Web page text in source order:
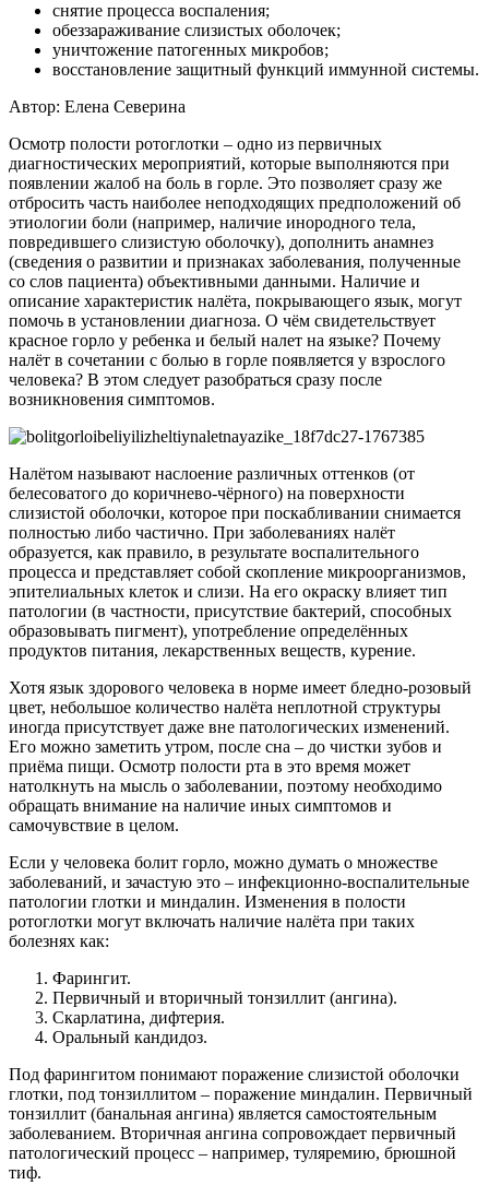
снятие процесса воспаления;
обеззараживание слизистых оболочек;
уничтожение патогенных микробов;
восстановление защитный функций иммунной системы.
Автор: Елена Северина
Осмотр полости ротоглотки – одно из первичных
диагностических мероприятий, которые выполняются при
появлении жалоб на боль в горле. Это позволяет сразу же
отбросить часть наиболее неподходящих предположений об
этиологии боли (например, наличие инородного тела,
повредившего слизистую оболочку), дополнить анамнез
(сведения о развитии и признаках заболевания, полученные
со слов пациента) объективными данными. Наличие и
описание характеристик налёта, покрывающего язык, могут
помочь в установлении диагноза. О чём свидетельствует
красное горло у ребенка и белый налет на языке? Почему
налёт в сочетании с болью в горле появляется у взрослого
человека? В этом следует разобраться сразу после
возникновения симптомов.
Налётом называют наслоение различных оттенков (от
белесоватого до коричнево-чёрного) на поверхности
слизистой оболочки, которое при поскабливании снимается
полностью либо частично. При заболеваниях налёт
образуется, как правило, в результате воспалительного
процесса и представляет собой скопление микроорганизмов,
эпителиальных клеток и слизи. На его окраску влияет тип
патологии (в частности, присутствие бактерий, способных
образовывать пигмент), употребление определённых
продуктов питания, лекарственных веществ, курение.
Хотя язык здорового человека в норме имеет бледно-розовый
цвет, небольшое количество налёта неплотной структуры
иногда присутствует даже вне патологических изменений.
Его можно заметить утром, после сна – до чистки зубов и
приёма пищи. Осмотр полости рта в это время может
натолкнуть на мысль о заболевании, поэтому необходимо
обращать внимание на наличие иных симптомов и
самочувствие в целом.
Если у человека болит горло, можно думать о множестве
заболеваний, и зачастую это – инфекционно-воспалительные
патологии глотки и миндалин. Изменения в полости
ротоглотки могут включать наличие налёта при таких
болезнях как:
Фарингит.
Первичный и вторичный тонзиллит (ангина).
Скарлатина, дифтерия.
Оральный кандидоз.
Под фарингитом понимают поражение слизистой оболочки
глотки, под тонзиллитом – поражение миндалин. Первичный
тонзиллит (банальная ангина) является самостоятельным
заболеванием. Вторичная ангина сопровождает первичный
патологический процесс – например, туляремию, брюшной
тиф.